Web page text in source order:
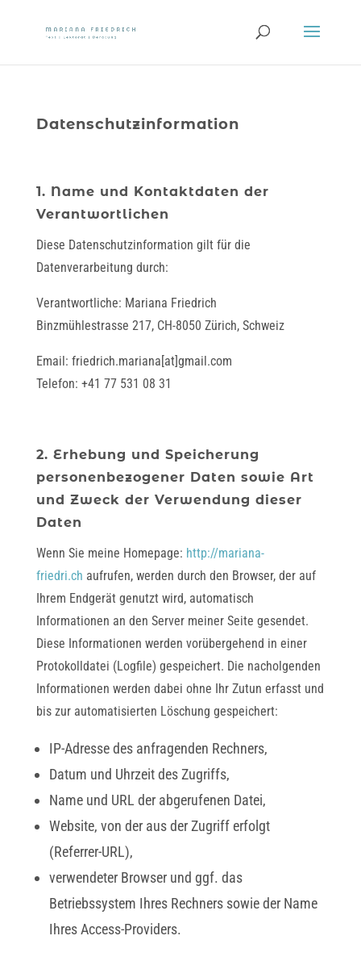
Datenschutzinformation
1. Name und Kontaktdaten der
Verantwortlichen
Diese Datenschutzinformation gilt für die
Datenverarbeitung durch:
Verantwortliche: Mariana Friedrich
Binzmühlestrasse 217, CH-8050 Zürich, Schweiz
Email: friedrich.mariana[at]gmail.com
Telefon: +41 77 531 08 31
2. Erhebung und Speicherung
personenbezogener Daten sowie Art
und Zweck der Verwendung dieser
Daten
Wenn Sie meine Homepage: http://mariana-
friedri.ch aufrufen, werden durch den Browser, der auf
Ihrem Endgerät genutzt wird, automatisch
Informationen an den Server meiner Seite gesendet.
Diese Informationen werden vorübergehend in einer
Protokolldatei (Logfile) gespeichert. Die nacholgenden
Informationen werden dabei ohne Ihr Zutun erfasst und
bis zur automatisierten Löschung gespeichert:
IP-Adresse des anfragenden Rechners,
Datum und Uhrzeit des Zugriffs,
Name und URL der abgerufenen Datei,
Website, von der aus der Zugriff erfolgt
(Referrer-URL),
verwendeter Browser und ggf. das
Betriebssystem Ihres Rechners sowie der Name
Ihres Access-Providers.